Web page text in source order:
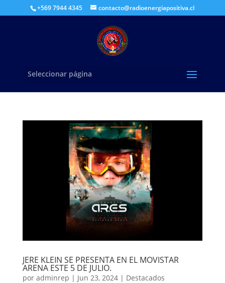
+569 7944 4345 contacto@radioenergiapositiva.cl
Seleccionar página
JERE KLEIN SE PRESENTA EN EL MOVISTAR
ARENA ESTE 5 DE JULIO.
por adminrep | Jun 23, 2024| Destacados